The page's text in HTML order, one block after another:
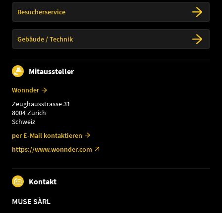
Besucherservice
Gebäude / Technik
Mitaussteller
Wonnder
Zeughausstrasse 31
8004 Zürich
Schweiz
per E-Mail kontaktieren
https://www.wonnder.com
Kontakt
MUSE SÀRL